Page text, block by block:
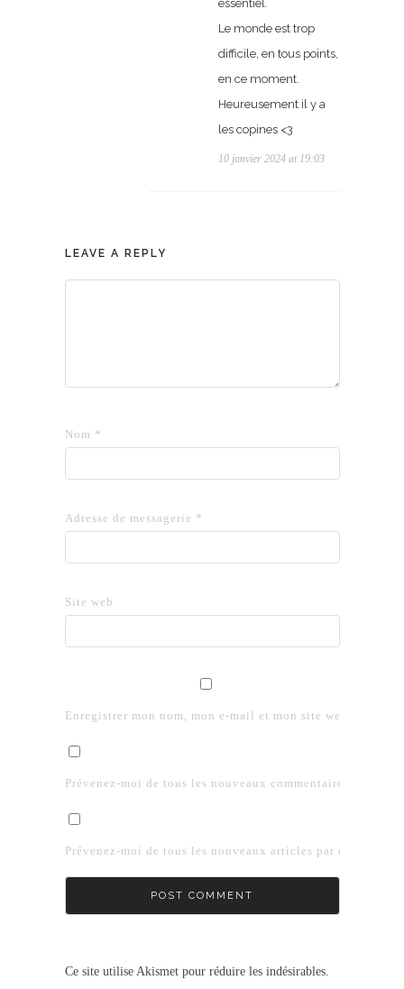
essentiel.
Le monde est trop
difficile, en tous points,
en ce moment.
Heureusement il y a
les copines <3
10 janvier 2024 at 19:03
LEAVE A REPLY
Nom *
Adresse de messagerie *
Site web
Enregistrer mon nom, mon e-mail et mon site web dans le
Prévenez-moi de tous les nouveaux commentaires par e-
Prévenez-moi de tous les nouveaux articles par e-mail.
Ce site utilise Akismet pour réduire les indésirables.